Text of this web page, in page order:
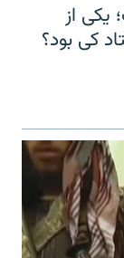
یکی از
کی بود؟